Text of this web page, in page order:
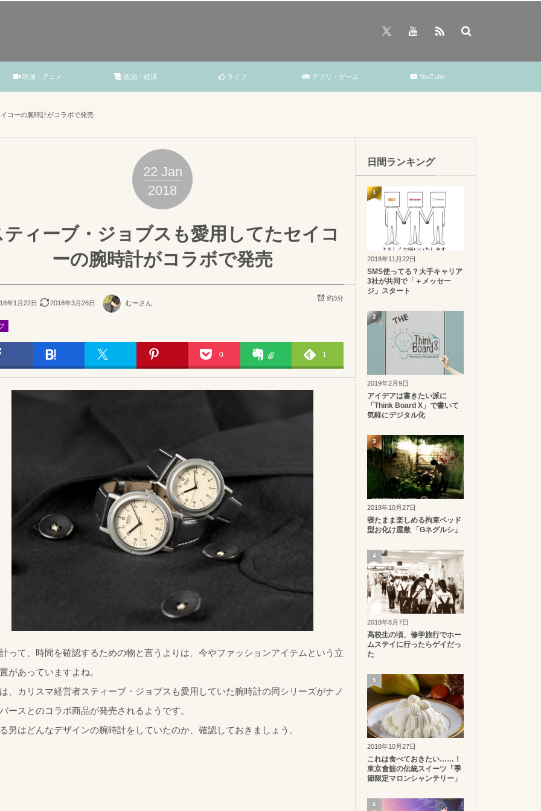
映画・アニメ 政治・経済 ライフ アプリ・ゲーム YouTube
コーの腕時計がコラボで発売
22 Jan
2018
ティーブ・ジョブスも愛用してたセイコ
ーの腕時計がコラボで発売
年1月22日 2018年3月26日 むーさん
約3分
0 1
って、時間を確認するための物と言うよりは、今やファッションアイテムという立
があっていますよね。
、カリスマ経営者スティーブ・ジョブスも愛用していた腕時計の同シリーズがナノ
ースとのコラボ商品が発売されるようです。
男はどんなデザインの腕時計をしていたのか、確認しておきましょう。
日間ランキング
2018年11月22日
SMS使ってる？大手キャリア
3社が共同で「＋メッセー
ジ」スタート
1
2019年2月9日
アイデアは書きたい派に
「Think Board X」で書いて
気軽にデジタル化
2
2018年10月27日
寝たまま楽しめる拘束ベッド
型お化け屋敷 「Gネグルシ」
3
2018年8月7日
高校生の頃、修学旅行でホー
ムステイに行ったらゲイだっ
た
4
2018年10月27日
これは食べておきたい……！
東京會舘の伝統スイーツ「季
節限定マロンシャンテリー」
5
6